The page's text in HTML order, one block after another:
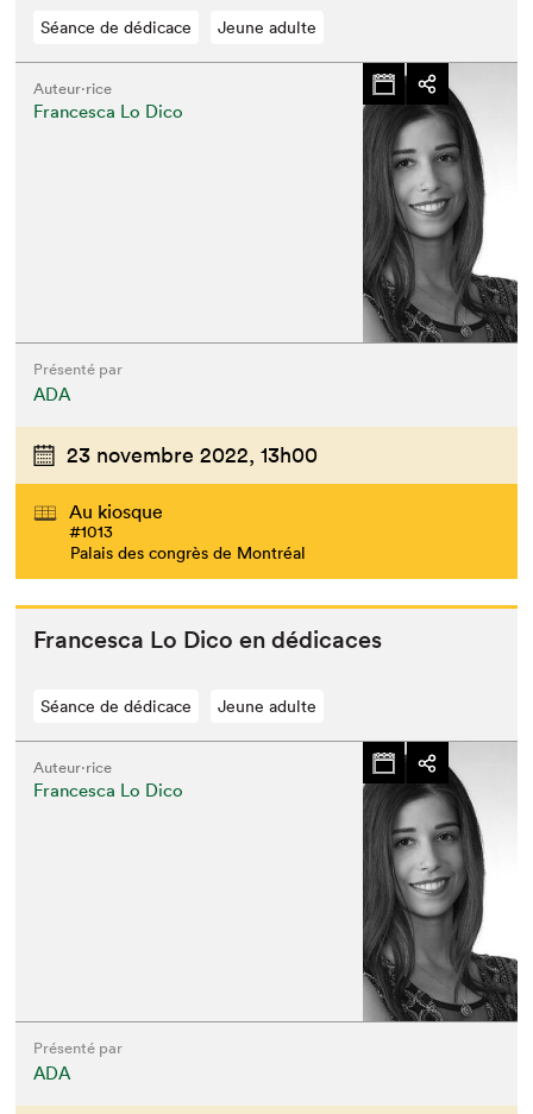
Séance de dédicace Jeune adulte
Auteur·rice
Francesca Lo Dico
Présenté par
ADA
23 novembre 2022, 13h00
Au kiosque
#1013
Palais des congrès de Montréal
Francesca Lo Dico en dédicaces
Séance de dédicace Jeune adulte
Auteur·rice
Francesca Lo Dico
Présenté par
ADA